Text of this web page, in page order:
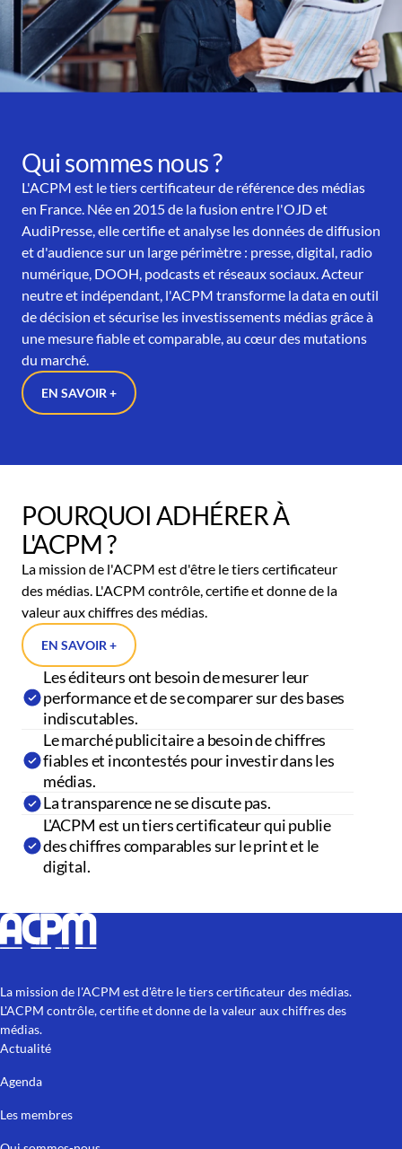
Qui sommes nous ?
L'ACPM est le tiers certificateur de référence des médias
en France. Née en 2015 de la fusion entre l'OJD et
AudiPresse, elle certifie et analyse les données de diffusion
et d'audience sur un large périmètre : presse, digital, radio
numérique, DOOH, podcasts et réseaux sociaux. Acteur
neutre et indépendant, l'ACPM transforme la data en outil
de décision et sécurise les investissements médias grâce à
une mesure fiable et comparable, au cœur des mutations
du marché.
EN SAVOIR +
POURQUOI ADHÉRER À
L'ACPM ?
La mission de l'ACPM est d'être le tiers certificateur
des médias. L'ACPM contrôle, certifie et donne de la
valeur aux chiffres des médias.
EN SAVOIR +
Les éditeurs ont besoin de mesurer leur
performance et de se comparer sur des bases
indiscutables.
Le marché publicitaire a besoin de chiffres
fiables et incontestés pour investir dans les
médias.
La transparence ne se discute pas.
L'ACPM est un tiers certificateur qui publie
des chiffres comparables sur le print et le
digital.
La mission de l'ACPM est d'être le tiers certificateur des médias.
L'ACPM contrôle, certifie et donne de la valeur aux chiffres des
médias.
Actualité
Agenda
Les membres